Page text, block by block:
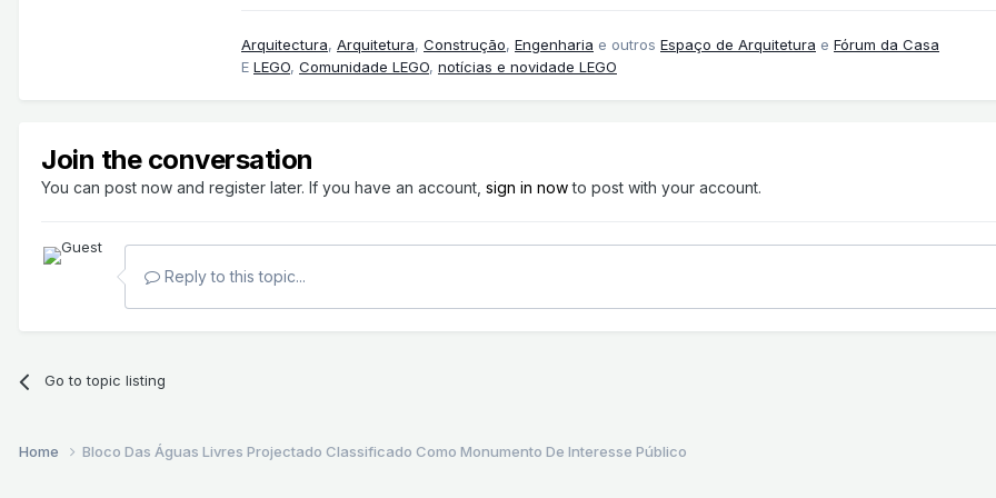
Arquitectura, Arquitetura, Construção, Engenharia e outros Espaço de Arquitetura e Fórum da Casa
E LEGO, Comunidade LEGO, notícias e novidade LEGO
Join the conversation
You can post now and register later. If you have an account, sign in nowto post with your account.
Reply to this topic...
Go to topic listing
Home Bloco Das Águas Livres Projectado Classificado Como Monumento De Interesse Público